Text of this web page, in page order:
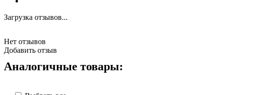
Загрузка отзывов...
Нет отзывов
Добавить отзыв
Аналогичные товары: